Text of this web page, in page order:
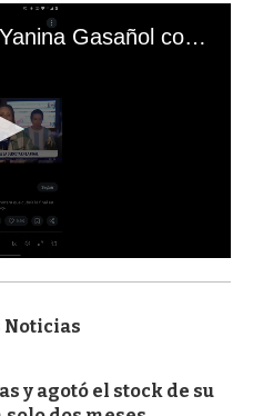
El mal momento de Yanina Gasañol con un hincha argentino en "Subrayado"
y agotó el stock de su